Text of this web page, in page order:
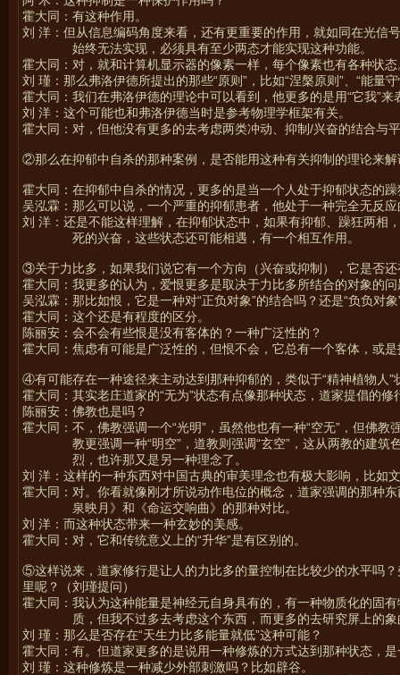
霍大同：有这种作用。
刘 洋：但从信息编码角度来看，还有更重要的作用，就如同在光信
始终无法实现，必须具有至少两态才能实现这种功能。
霍大同：对，就和计算机显示器的像素一样，每个像素也有各种状态
刘 瑾：那么弗洛伊德所提出的那些“原则”，比如“涅槃原则”、“能量
霍大同：我们在弗洛伊德的理论中可以看到，他更多的是用“它我”
刘 洋：这个可能也和弗洛伊德当时是参考物理学框架有关。
霍大同：对，但他没有更多的去考虑两类冲动、抑制/兴奋的结合与
②那么在抑郁中自杀的那种案例，是否能用这种有关抑制的理论来
霍大同：在抑郁中自杀的情况，更多的是当一个人处于抑郁状态的
吴泓霖：那么可以说，一个严重的抑郁患者，他处于一种完全无反
刘 洋：还是不能这样理解，在抑郁状态中，如果有抑郁、躁狂两相
死的兴奋，这些状态还可能相遇，有一个相互作用。
③关于力比多，如果我们说它有一个方向（兴奋或抑制），它是否
霍大同：我更多的认为，爱恨更多是取决于力比多所结合的对象的
吴泓霖：那比如恨，它是一种对“正负对象”的结合吗？还是“负负对象
霍大同：这个还是有程度的区分。
陈丽安：会不会有些恨是没有客体的？一种广泛性的？
霍大同：焦虑有可能是广泛性的，但恨不会，它总有一个客体，或
④有可能存在一种途径来主动达到那种抑郁的，类似于“精神植物人”
霍大同：其实老庄道家的“无为”状态有点像那种状态，道家提倡的
陈丽安：佛教也是吗？
霍大同：不，佛教强调一个“光明”，虽然他也有一种“空无”，但佛
教更强调一种“明空”，道教则强调“玄空”，这从两教的建
烈，也许那又是另一种理念了。
刘 洋：这样的一种东西对中国古典的审美理念也有极大影响，比如
霍大同：对。你看就像刚才所说动作电位的概念，道家强调的那种
泉映月》和《命运交响曲》的那种对比。
刘 洋：而这种状态带来一种玄妙的美感。
霍大同：对，它和传统意义上的“升华”是有区别的。
⑤这样说来，道家修行是让人的力比多的量控制在比较少的水平吗
里呢？（刘瑾提问）
霍大同：我认为这种能量是神经元自身具有的，有一种物质化的固
质，但我不过多去考虑这个东西，而更多的去研究屏上的
刘 瑾：那么是否存在“天生力比多能量就低”这种可能？
霍大同：有。但道家更多的是说用一种修炼的方式达到那种状态，
刘 瑾：这种修炼是一种减少外部刺激吗？比如辟谷。